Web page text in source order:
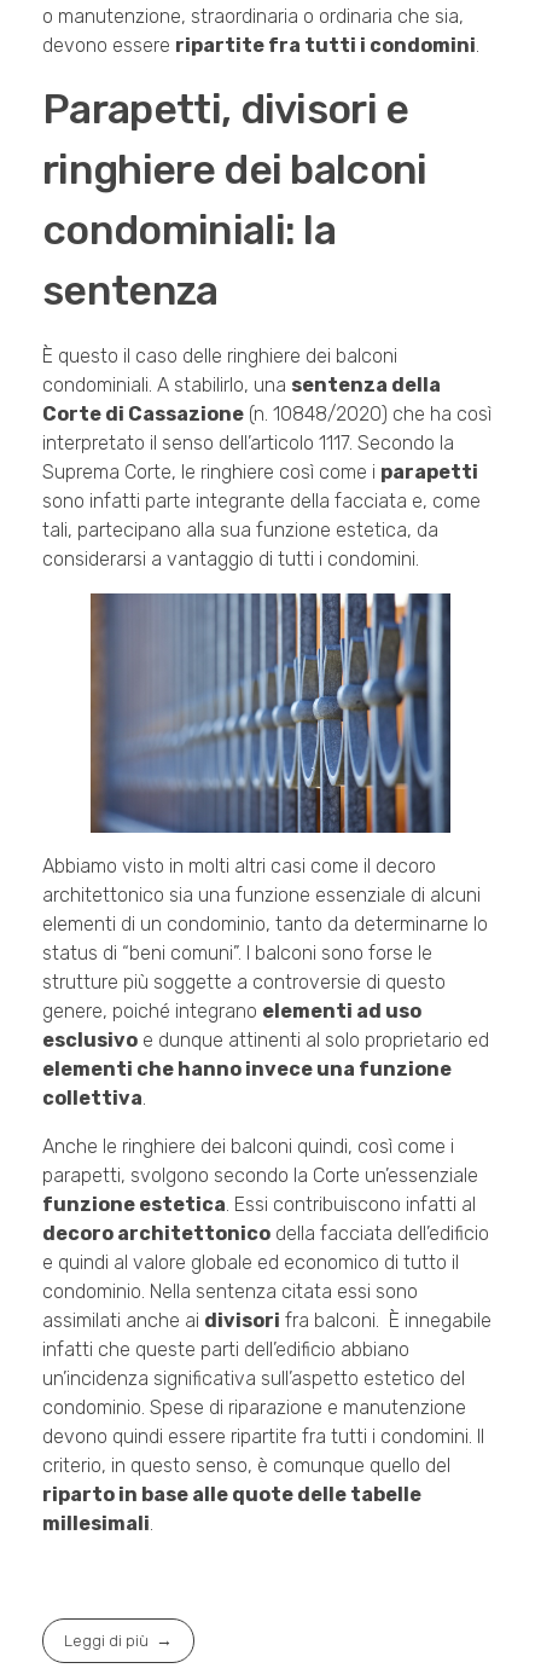
o manutenzione, straordinaria o ordinaria che sia,
devono essere ripartite fra tutti i condomini.
Parapetti, divisori e
ringhiere dei balconi
condominiali: la
sentenza
È questo il caso delle ringhiere dei balconi
condominiali. A stabilirlo, una sentenza della
Corte di Cassazione (n. 10848/2020) che ha così
interpretato il senso dell’articolo 1117. Secondo la
Suprema Corte, le ringhiere così come i parapetti
sono infatti parte integrante della facciata e, come
tali, partecipano alla sua funzione estetica, da
considerarsi a vantaggio di tutti i condomini.
Abbiamo visto in molti altri casi come il decoro
architettonico sia una funzione essenziale di alcuni
elementi di un condominio, tanto da determinarne lo
status di “beni comuni”. I balconi sono forse le
strutture più soggette a controversie di questo
genere, poiché integrano elementi ad uso
esclusivo e dunque attinenti al solo proprietario ed
elementi che hanno invece una funzione
collettiva.
Anche le ringhiere dei balconi quindi, così come i
parapetti, svolgono secondo la Corte un’essenziale
funzione estetica. Essi contribuiscono infatti al
decoro architettonico della facciata dell’edificio
e quindi al valore globale ed economico di tutto il
condominio. Nella sentenza citata essi sono
assimilati anche ai divisori fra balconi. È innegabile
infatti che queste parti dell’edificio abbiano
un’incidenza significativa sull’aspetto estetico del
condominio. Spese di riparazione e manutenzione
devono quindi essere ripartite fra tutti i condomini. Il
criterio, in questo senso, è comunque quello del
riparto in base alle quote delle tabelle
millesimali.
Leggi di più